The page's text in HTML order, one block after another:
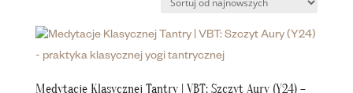
Medytacje Klasycznej Tantry | VBT: Szczyt Aury (Y24) –